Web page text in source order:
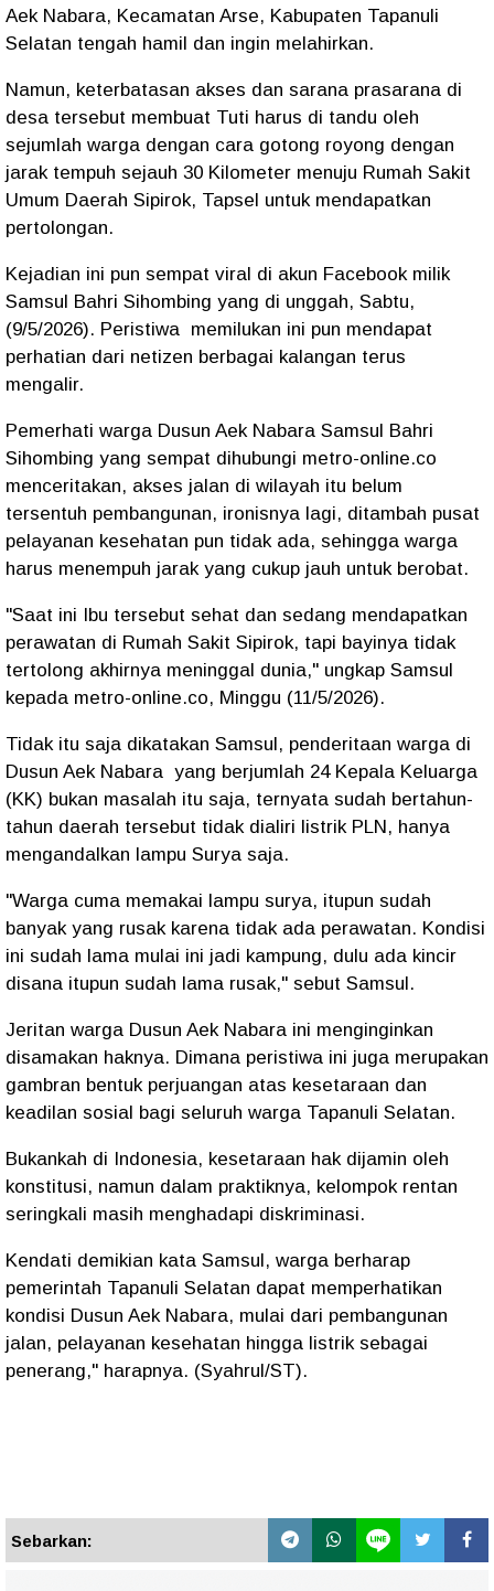
Aek Nabara, Kecamatan Arse, Kabupaten Tapanuli
Selatan tengah hamil dan ingin melahirkan.
Namun, keterbatasan akses dan sarana prasarana di
desa tersebut membuat Tuti harus di tandu oleh
sejumlah warga dengan cara gotong royong dengan
jarak tempuh sejauh 30 Kilometer menuju Rumah Sakit
Umum Daerah Sipirok, Tapsel untuk mendapatkan
pertolongan.
Kejadian ini pun sempat viral di akun Facebook milik
Samsul Bahri Sihombing yang di unggah, Sabtu,
(9/5/2026). Peristiwa memilukan ini pun mendapat
perhatian dari netizen berbagai kalangan terus
mengalir.
Pemerhati warga Dusun Aek Nabara Samsul Bahri
Sihombing yang sempat dihubungi metro-online.co
menceritakan, akses jalan di wilayah itu belum
tersentuh pembangunan, ironisnya lagi, ditambah pusat
pelayanan kesehatan pun tidak ada, sehingga warga
harus menempuh jarak yang cukup jauh untuk berobat.
"Saat ini Ibu tersebut sehat dan sedang mendapatkan
perawatan di Rumah Sakit Sipirok, tapi bayinya tidak
tertolong akhirnya meninggal dunia," ungkap Samsul
kepada metro-online.co, Minggu (11/5/2026).
Tidak itu saja dikatakan Samsul, penderitaan warga di
Dusun Aek Nabara yang berjumlah 24 Kepala Keluarga
(KK) bukan masalah itu saja, ternyata sudah bertahun-
tahun daerah tersebut tidak dialiri listrik PLN, hanya
mengandalkan lampu Surya saja.
"Warga cuma memakai lampu surya, itupun sudah
banyak yang rusak karena tidak ada perawatan. Kondisi
ini sudah lama mulai ini jadi kampung, dulu ada kincir
disana itupun sudah lama rusak," sebut Samsul.
Jeritan warga Dusun Aek Nabara ini menginginkan
disamakan haknya. Dimana peristiwa ini juga merupakan
gambran bentuk perjuangan atas kesetaraan dan
keadilan sosial bagi seluruh warga Tapanuli Selatan.
Bukankah di Indonesia, kesetaraan hak dijamin oleh
konstitusi, namun dalam praktiknya, kelompok rentan
seringkali masih menghadapi diskriminasi.
Kendati demikian kata Samsul, warga berharap
pemerintah Tapanuli Selatan dapat memperhatikan
kondisi Dusun Aek Nabara, mulai dari pembangunan
jalan, pelayanan kesehatan hingga listrik sebagai
penerang," harapnya. (Syahrul/ST).
Sebarkan: